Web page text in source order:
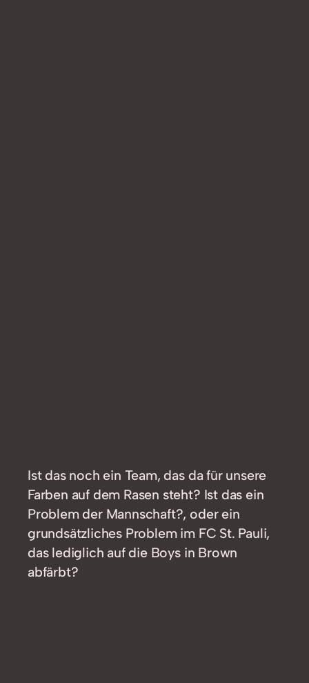
Ist das noch ein Team, das da für unsere
Farben auf dem Rasen steht? Ist das ein
Problem der Mannschaft?, oder ein
grundsätzliches Problem im FC St. Pauli,
das lediglich auf die Boys in Brown
abfärbt?